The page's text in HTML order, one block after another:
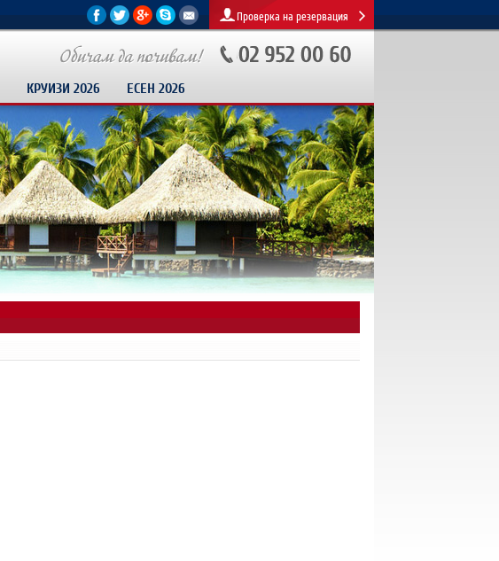
Проверка на резервация
КРУИЗИ 2026 ЕСЕН 2026